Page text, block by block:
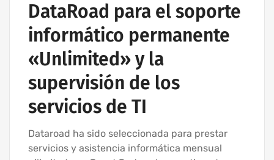
DataRoad para el soporte
informático permanente
«Unlimited» y la
supervisión de los
servicios de TI
Dataroad ha sido seleccionada para prestar
servicios y asistencia informática mensual